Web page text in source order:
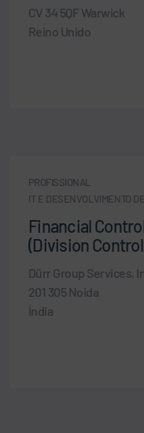
CV 34 5QF Warwick
Reino Unido
PROFISSIONAL
IT E DESENVOLVIMENTO
Financial
(Division
Dürr Group Services,
201 305 Noida
Índia